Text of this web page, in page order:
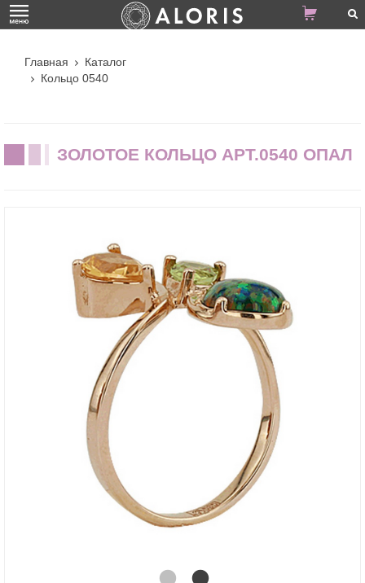
Главная
Каталог
Кольцо 0540
ЗОЛОТОЕ КОЛЬЦО АРТ.0540 ОПАЛ